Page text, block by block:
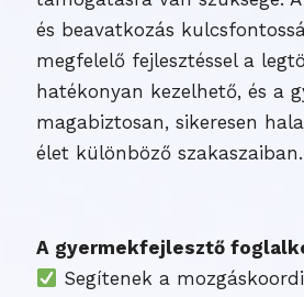
és beavatkozás
megfelelő fejlesztéssel a
hatékonyan kezelhető, és a
magabiztosan, sikeresen
élet különböző szakaszaiban.
A gyermekfejlesztő
Segítenek a